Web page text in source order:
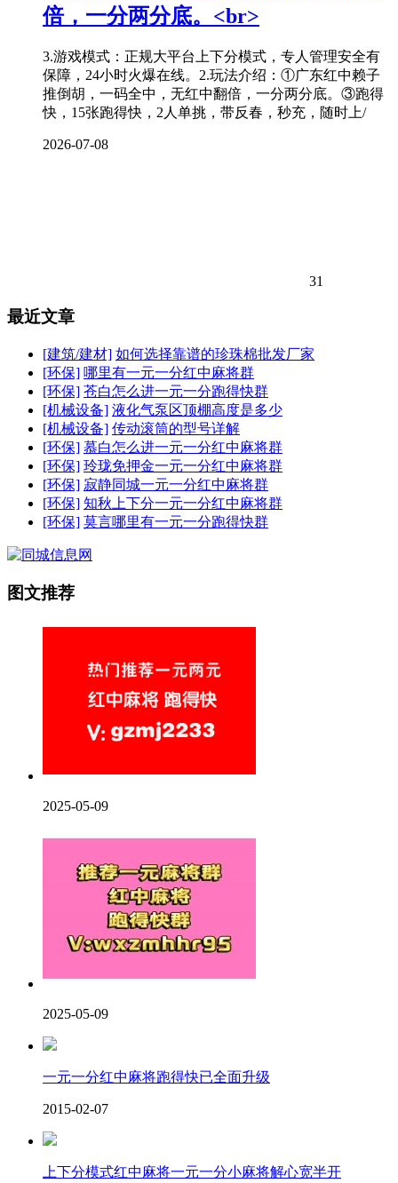
倍，一分两分底。<br>
3.游戏模式：正规大平台上下分模式，专人管理安全有
保障，24小时火爆在线。2.玩法介绍：①广东红中赖子
推倒胡，一码全中，无红中翻倍，一分两分底。③跑得
快，15张跑得快，2人单挑，带反春，秒充，随时上/
2026-07-08
31
最近文章
[建筑/建材] 如何选择靠谱的珍珠棉批发厂家
[环保] 哪里有一元一分红中麻将群
[环保] 苍白怎么进一元一分跑得快群
[机械设备] 液化气泵区顶棚高度是多少
[机械设备] 传动滚筒的型号详解
[环保] 慕白怎么进一元一分红中麻将群
[环保] 玲珑免押金一元一分红中麻将群
[环保] 寂静同城一元一分红中麻将群
[环保] 知秋上下分一元一分红中麻将群
[环保] 莫言哪里有一元一分跑得快群
图文推荐
2025-05-09
2025-05-09
一元一分红中麻将跑得快已全面升级
2015-02-07
上下分模式红中麻将一元一分小麻将解心宽半开